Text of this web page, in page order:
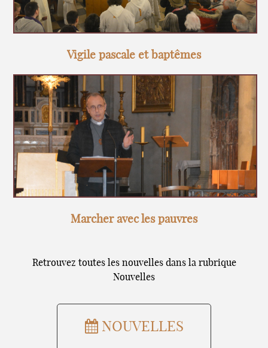
Vigile pascale et baptêmes
Marcher avec les pauvres
Retrouvez toutes les nouvelles dans la rubrique
Nouvelles
NOUVELLES